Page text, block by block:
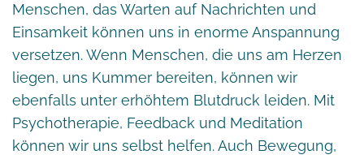
Menschen, das Warten auf Nachrichten und
Einsamkeit können uns in enorme Anspannung
versetzen. Wenn Menschen, die uns am Herzen
liegen, uns Kummer bereiten, können wir
ebenfalls unter erhöhtem Blutdruck leiden. Mit
Psychotherapie, Feedback und Meditation
können wir uns selbst helfen. Auch Bewegung,